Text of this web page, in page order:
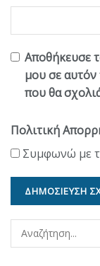
Αποθήκευσε
μου σε
που θα
Πολιτική
Συμφωνώ με